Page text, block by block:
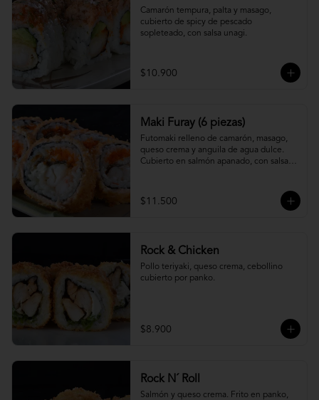
Camarón tempura, palta y masago,
cubierto de spicy de pescado
sopleteado, con salsa unagi.
$10.900
Maki Furay (6 piezas)
Futomaki relleno de camarón, masago,
queso crema y anguila de agua dulce.
Cubierto en salmón apanado, con salsa
$11.500
Rock & Chicken
Pollo teriyaki, queso crema, cebollino
cubierto por panko.
$8.900
Rock N´ Roll
Salmón y queso crema. Frito en panko,